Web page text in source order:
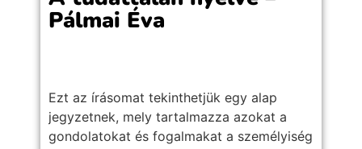
Pálmai Éva
Ezt az írásomat tekinthetjük egy alap
jegyzetnek, mely tartalmazza azokat a
gondolatokat és fogalmakat a személyiség